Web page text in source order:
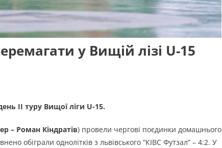
у Вищій лізі U-15
ІІ туру Вищої ліги U-15.
– Роман Кіндратів) провели чергові поєдинки домашнього
обіграли однолітків з львівського “КІВС Футзал” – 4:2. У